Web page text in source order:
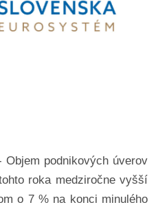
podnikových úverov
roka medziročne vyšší
o 7 % na konci minulého